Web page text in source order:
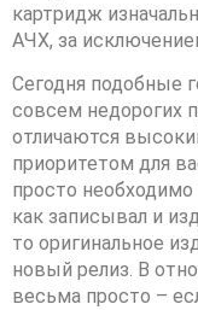
картридж
АЧХ, за
Сегодня подобные
совсем недорогих
отличаются
приоритетом для
просто
как записывал и
то оригинальное
новый релиз. В
весьма просто –